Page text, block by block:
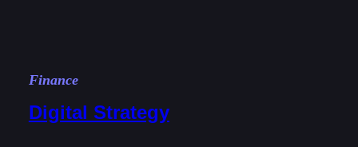
Finance
Digital Strategy